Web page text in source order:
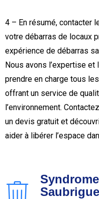
4 – En résumé, contacter
votre débarras de locaux
expérience de débarras
Nous avons l’expertise
prendre en charge tous
offrant un service de
l’environnement.
un devis gratuit et
aider à libérer l’espace